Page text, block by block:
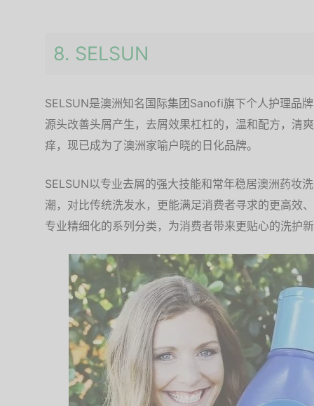
8. SELSUN
SELSUN是澳洲知名国际集团Sanofi旗下个人护理品
源头改善头屑产生，去屑效果杠杠的，温和配方，清
痒，现已成为了澳洲家喻户晓的日化品牌。
SELSUN以专业去屑的强大技能和常年稳居澳洲药妆
潮，对比传统洗发水，更能满足消费者寻求的更高效
专业精细化的系列分类，为消费者带来更贴心的洗护